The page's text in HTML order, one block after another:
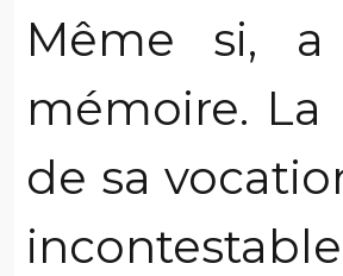
Même si,
mémoire.
de sa